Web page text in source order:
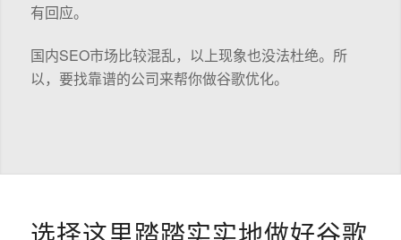
有回应。
国内SEO市场比较混乱，以上现象也没法杜绝。所
以，要找靠谱的公司来帮你做谷歌优化。
选择这里踏踏实实地做好谷歌